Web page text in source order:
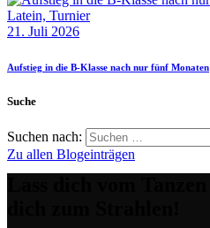
Latein, Turnier
21. Juli 2026
Aufstieg in die B‑Klasse nach nur fünf Monaten
Suche
Suchen nach:
Zu allen Blogeinträgen